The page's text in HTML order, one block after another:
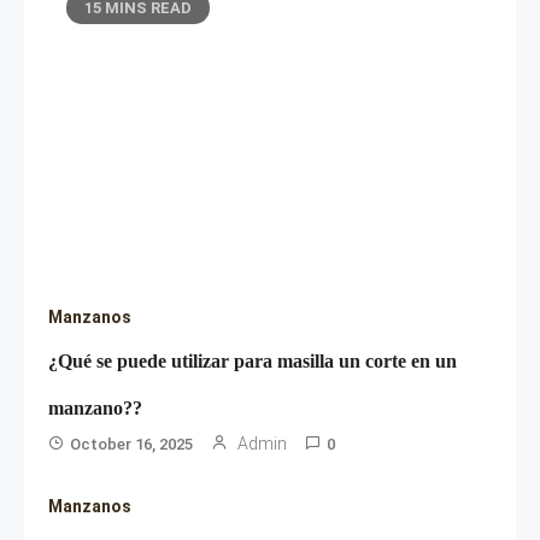
15 MINS READ
Manzanos
¿Qué se puede utilizar para masilla un corte en un
manzano??
October 16, 2025 Admin 0
Manzanos